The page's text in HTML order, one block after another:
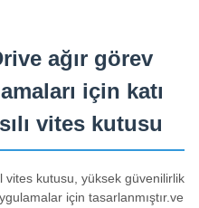
ağır görev
için katı
vites kutusu
vites kutusu, yüksek güvenilirlik
için tasarlanmıştır.ve